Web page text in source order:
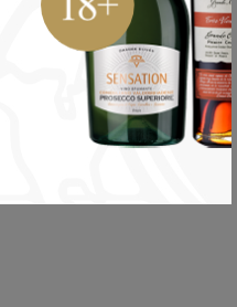
5 099 ₽